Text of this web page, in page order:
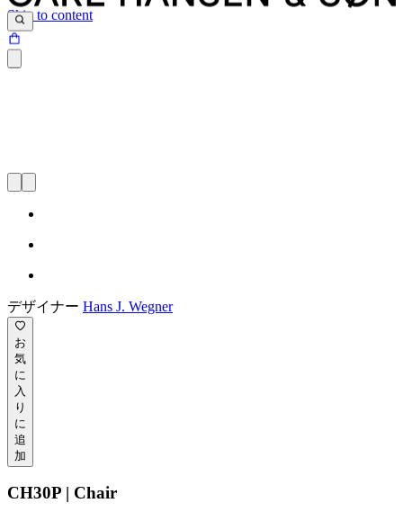
Skip to content
デザイナー Hans J. Wegner
お
気
に
入
り
に
追
加
CH30P | Chair